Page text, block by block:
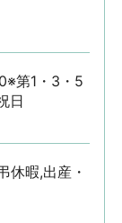
第1・3・5
日
休暇,出産・